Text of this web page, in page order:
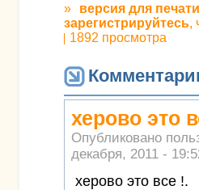
»
версия для печати
зарегистрируйтесь,
1892 просмотра
херово это
Опубликовано
декабря, 2011 -
херово это все !.